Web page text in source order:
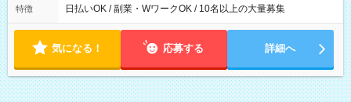
特徴 日払いOK / 副業・WワークOK / 10名以上の大量募集
気になる！ 応募する 詳細へ